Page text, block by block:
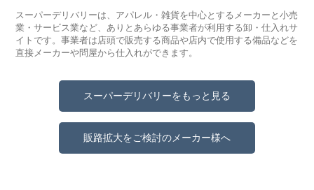
スーパーデリバリーは、アパレル・雑貨を中心とするメーカーと小売
業・サービス業など、ありとあらゆる事業者が利用する卸・仕入れサ
イトです。事業者は店頭で販売する商品や店内で使用する備品などを
直接メーカーや問屋から仕入れができます。
スーパーデリバリーをもっと見る
販路拡大をご検討のメーカー様へ